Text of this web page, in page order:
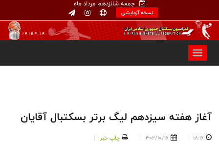
جمعه شانزدهم مرداد ماه
نسخه آزمایشی
آغاز هفته سیزدهم لیگ برتر بسکتبال آقایان
18:16
1402/10/16 چاپ خبر